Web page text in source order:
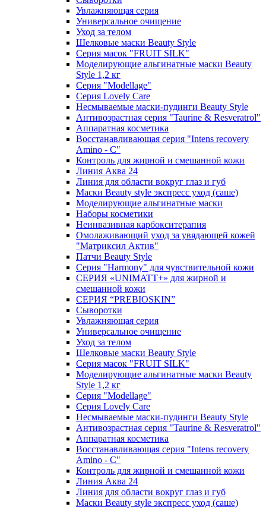
Увлажняющая серия
Универсальное очищение
Уход за телом
Шелковые маски Beauty Style
Серия масок "FRUIT SILK"
Моделирующие альгинатные маски Beauty
Style 1,2 кг
Серия "Modellage"
Cерия Lovely Care
Несмываемые маски-пудинги Beauty Style
Антивозрастная серия "Taurine & Resveratrol"
Аппаратная косметика
Восстанавливающая серия "Intens recovery
Amino - C"
Контроль для жирной и смешанной кожи
Линия Аква 24
Линия для области вокруг глаз и губ
Маски Beauty style экспресс уход (саше)
Моделирующие альгинатные маски
Наборы косметики
Неинвазивная карбокситерапия
Омолаживающий уход за увядающей кожей
"Матриксил Актив"
Патчи Beauty Style
Серия "Harmony" для чувствительной кожи
СЕРИЯ «UNIMATT+» для жирной и
смешанной кожи
СЕРИЯ “PREBIOSKIN”
Сыворотки
Увлажняющая серия
Универсальное очищение
Уход за телом
Шелковые маски Beauty Style
Серия масок "FRUIT SILK"
Моделирующие альгинатные маски Beauty
Style 1,2 кг
Серия "Modellage"
Cерия Lovely Care
Несмываемые маски-пудинги Beauty Style
Антивозрастная серия "Taurine & Resveratrol"
Аппаратная косметика
Восстанавливающая серия "Intens recovery
Amino - C"
Контроль для жирной и смешанной кожи
Линия Аква 24
Линия для области вокруг глаз и губ
Маски Beauty style экспресс уход (саше)